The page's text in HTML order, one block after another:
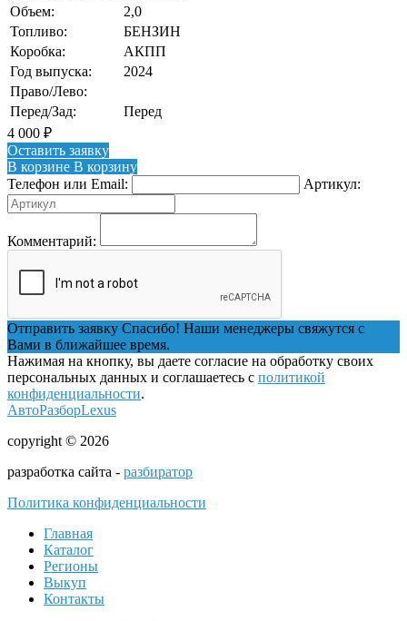
Объем:
2,0
Топливо:
БЕНЗИН
Коробка:
АКПП
Год выпуска:
2024
Право/Лево:
Перед/Зад:
Перед
4 000 ₽
Оставить заявку
В корзине В корзину
Телефон или Email:
Артикул:
Комментарий:
Отправить заявку Спасибо! Наши менеджеры свяжутся с
Вами в ближайшее время.
Нажимая на кнопку, вы даете согласие на обработку своих
персональных данных и соглашаетесь с политикой
конфиденциальности.
АвтоРазборLexus
copyright © 2026
разработка сайта - разбиратор
Политика конфиденциальности
Главная
Каталог
Регионы
Выкуп
Контакты